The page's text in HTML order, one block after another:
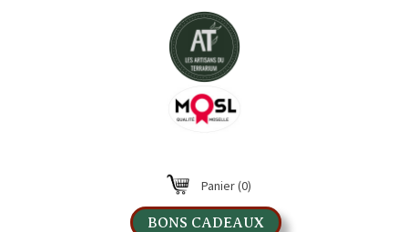
Panier(0)
BONS CADEAUX